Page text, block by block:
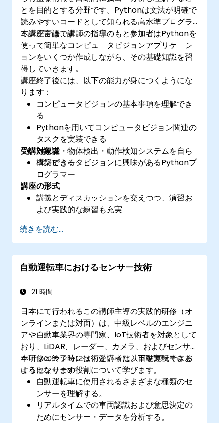
とを目的とする分野です。Pythonは文法が明確で
読みやすいコードとして知られる高水準プログラ
ミング言語です。
本講座では、講師の指導のもと参加者はPythonを
使って簡単なコンピュータビジョンアプリケーシ
ョンをいくつか作成しながら、その基礎知識を習
得していきます。
講座終了後には、以下の能力が身につくようにな
ります：
コンピュータビジョンの基本事項を理解でき
る
Pythonを用いてコンピュータビジョン関連の
タスクを実装できる
顔認識・物体検出・動作検知システムを自ら
構築できる
受講対象者
コンピュータビジョンに興味があるPythonプ
ログラマー
講座の形式
講義とディスカッションを交えつつ、演習お
よび実践的な練習も充実
続きを読む...
自動運転車におけるセンサー技術
21 時間
日本にて行われるこの講師主導の実践的研修（オ
ンラインまたは対面）は、中級レベルのエンジニ
アや自動車業界の専門家、IoT技術者を対象として
おり、LiDAR、レーダー、カメラ、およびセンサ
ー・フュージョン技術といった、自動運転車にお
けるセンサーの役割について学びます。
本研修の終了時には、受講者は以下を実現できる
ようになります：
自動運転車に使用されるさまざまな種類のセ
ンサーを理解する。
リアルタイムでの車両認識および意思決定の
ためにセンサー・データを分析する。